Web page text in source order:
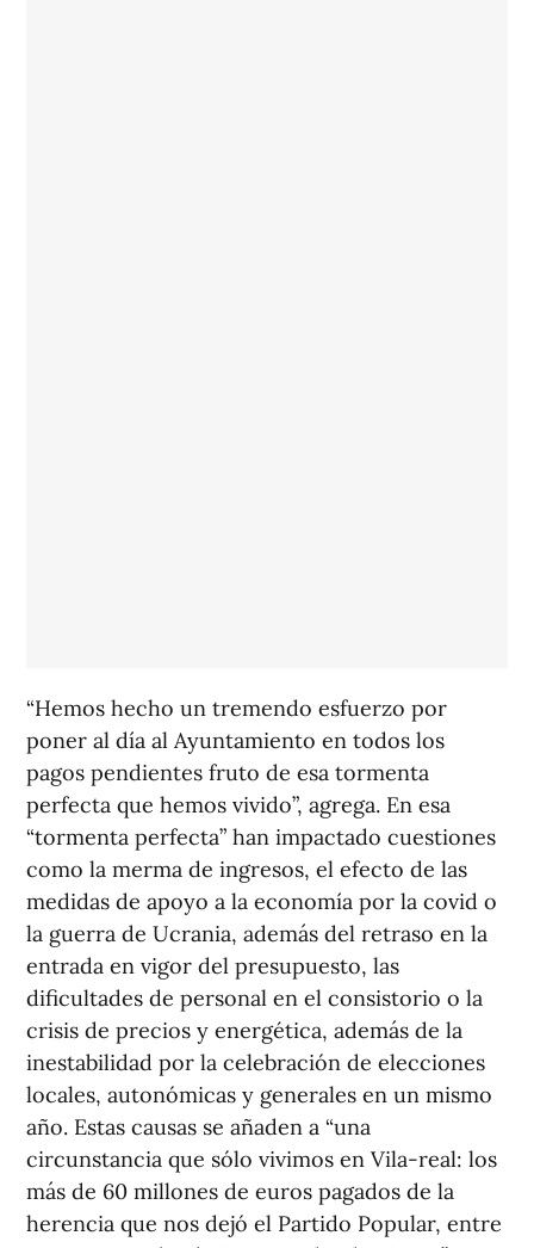
“Hemos hecho un tremendo esfuerzo por
poner al día al Ayuntamiento en todos los
pagos pendientes fruto de esa tormenta
perfecta que hemos vivido”, agrega. En esa
“tormenta perfecta” han impactado cuestiones
como la merma de ingresos, el efecto de las
medidas de apoyo a la economía por la covid o
la guerra de Ucrania, además del retraso en la
entrada en vigor del presupuesto, las
dificultades de personal en el consistorio o la
crisis de precios y energética, además de la
inestabilidad por la celebración de elecciones
locales, autonómicas y generales en un mismo
año. Estas causas se añaden a “una
circunstancia que sólo vivimos en Vila-real: los
más de 60 millones de euros pagados de la
herencia que nos dejó el Partido Popular, entre